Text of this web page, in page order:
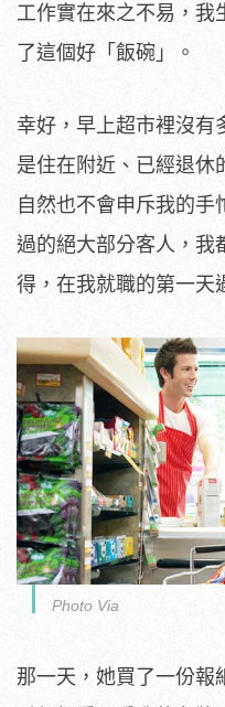
工作實在來之不易，我
了這個好「飯碗」。
幸好，早上超市裡沒有
是住在附近、已經退休
自然也不會申斥我的
過的絕大部分客人，我
得，在我就職的第一天
Photo Via
那一天，她買了一份報